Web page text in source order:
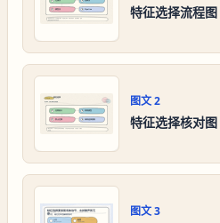
特征选择流程图
图文2
特征选择核对图
图文3